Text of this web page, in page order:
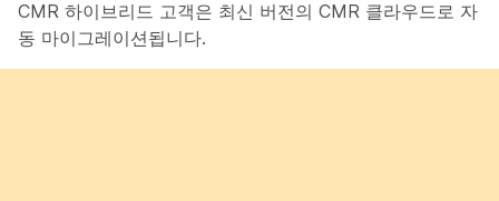
CMR 하이브리드 고객은 최신 버전의 CMR 클라우드로 자
동 마이그레이션됩니다.